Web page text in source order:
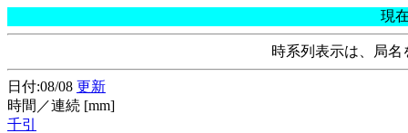
現
時系列表示は、局
日付:08/08 更新
時間／連続 [mm]
千引